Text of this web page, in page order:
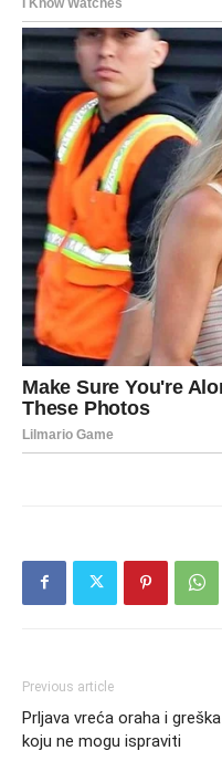
Previous article
Prljava vreća oraha i greška
koju ne mogu ispraviti